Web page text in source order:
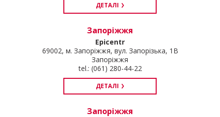
ДЕТАЛІ
Запоріжжя
Epicentr
69002, м. Запоріжжя, вул. Запорізька, 1В
Запоріжжя
tel.: (061) 280-44-22
ДЕТАЛІ
Запоріжжя